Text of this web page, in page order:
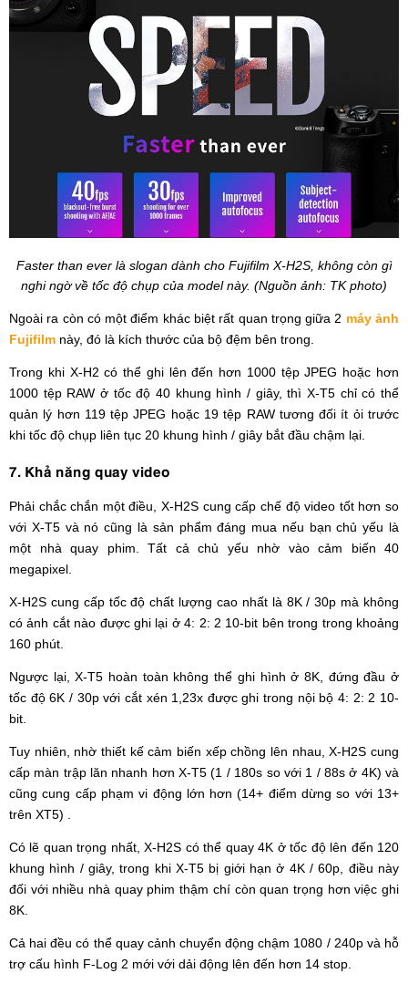
Faster than ever là slogan dành cho Fujifilm X-H2S, không còn gì
nghi ngờ về tốc độ chụp của model này. (Nguồn ảnh: TK photo)
Ngoài ra còn có một điểm khác biệt rất quan trọng giữa 2 máy ảnh
Fujifilm này, đó là kích thước của bộ đệm bên trong.
Trong khi X-H2 có thể ghi lên đến hơn 1000 tệp JPEG hoặc hơn
1000 tệp RAW ở tốc độ 40 khung hình / giây, thì X-T5 chỉ có thể
quản lý hơn 119 tệp JPEG hoặc 19 tệp RAW tương đối ít ỏi trước
khi tốc độ chụp liên tục 20 khung hình / giây bắt đầu chậm lại.
7. Khả năng quay video
Phải chắc chắn một điều, X-H2S cung cấp chế độ video tốt hơn so
với X-T5 và nó cũng là sản phẩm đáng mua nếu bạn chủ yếu là
một nhà quay phim. Tất cả chủ yếu nhờ vào cảm biến 40
megapixel.
X-H2S cung cấp tốc độ chất lượng cao nhất là 8K / 30p mà không
có ảnh cắt nào được ghi lại ở 4: 2: 2 10-bit bên trong trong khoảng
160 phút.
Ngược lại, X-T5 hoàn toàn không thể ghi hình ở 8K, đứng đầu ở
tốc độ 6K / 30p với cắt xén 1,23x được ghi trong nội bộ 4: 2: 2 10-
bit.
Tuy nhiên, nhờ thiết kế cảm biến xếp chồng lên nhau, X-H2S cung
cấp màn trập lăn nhanh hơn X-T5 (1 / 180s so với 1 / 88s ở 4K) và
cũng cung cấp phạm vi động lớn hơn (14+ điểm dừng so với 13+
trên XT5) .
Có lẽ quan trọng nhất, X-H2S có thể quay 4K ở tốc độ lên đến 120
khung hình / giây, trong khi X-T5 bị giới hạn ở 4K / 60p, điều này
đối với nhiều nhà quay phim thậm chí còn quan trọng hơn việc ghi
8K.
Cả hai đều có thể quay cảnh chuyển động chậm 1080 / 240p và hỗ
trợ cấu hình F-Log 2 mới với dải động lên đến hơn 14 stop.